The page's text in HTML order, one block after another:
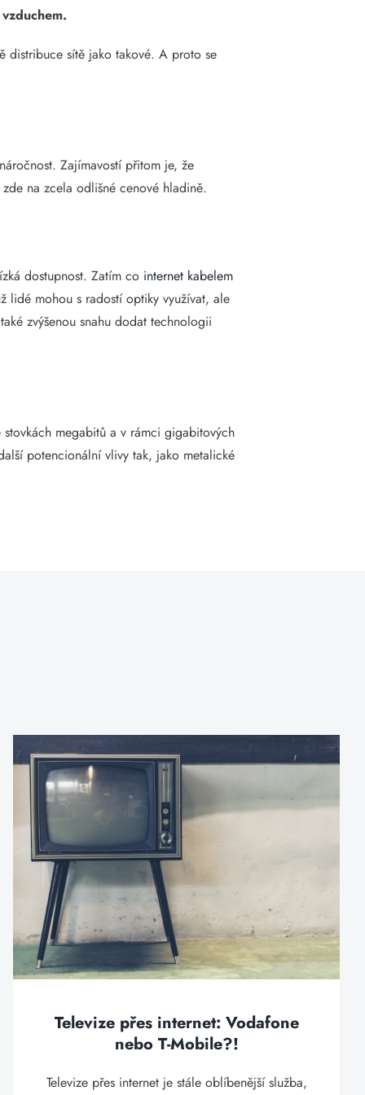
distribuce sítě jako takové. A proto se
Zajímavostí přitom je, že
na zcela odlišné cenové hladině.
dostupnost. Zatím co internet kabelem
lidé mohou s radostí optiky využívat, ale
zvýšenou snahu dodat technologii
megabitů a v rámci gigabitových
potencionální vlivy tak, jako metalické
Televize přes internet: Vodafone
nebo T-Mobile?!
Televize přes internet je stále oblíbenější služba,